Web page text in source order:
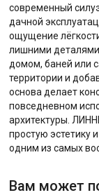
современный
дачной
ощущение
лишними
домом, баней или
территории и
основа делает
повседневном
архитектуры.
простую эстетику
одним из самых
Вам может